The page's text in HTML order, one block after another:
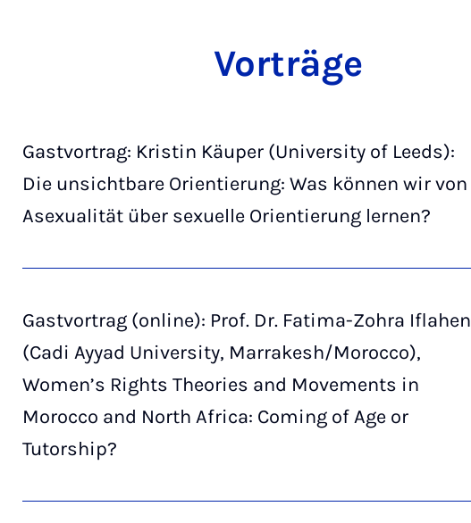
Vor­trä­ge
Gastvortrag: Kristin Käuper (University of Leeds):
Die unsichtbare Orientierung: Was können wir von
Asexualität über sexuelle Orientierung lernen?
Gastvortrag (online): Prof. Dr. Fatima-Zohra Iflahen
(Cadi Ayyad University, Marrakesh/Morocco),
Women’s Rights Theories and Movements in
Morocco and North Africa: Coming of Age or
Tutorship?